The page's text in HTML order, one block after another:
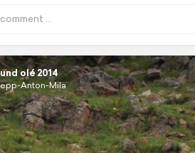
olé 2014
Anton-Mila